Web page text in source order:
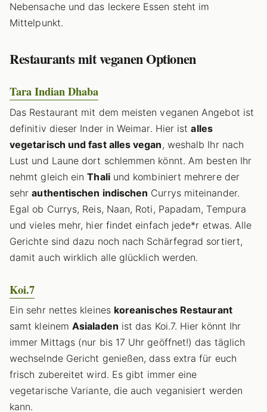
Nebensache und das leckere Essen steht im
Mittelpunkt.
Restaurants mit veganen Optionen
Tara Indian Dhaba
Das Restaurant mit dem meisten veganen Angebot ist
definitiv dieser Inder in Weimar. Hier istalles
vegetarisch und fast alles vegan , weshalb Ihr nach
Lust und Laune dort schlemmen könnt. Am besten Ihr
nehmt gleich einThaliund kombiniert mehrere der
sehrauthentischen indischen Currys miteinander.
Egal ob Currys, Reis, Naan, Roti, Papadam, Tempura
und vieles mehr, hier findet einfach jede*r etwas. Alle
Gerichte sind dazu noch nach Schärfegrad sortiert,
damit auch wirklich alle glücklich werden.
Koi.7
Ein sehr nettes kleines koreanisches Restaurant
samt kleinemAsialaden ist das Koi.7. Hier könnt Ihr
immer Mittags (nur bis 17 Uhr geöffnet!) das täglich
wechselnde Gericht genießen, dass extra für euch
frisch zubereitet wird. Es gibt immer eine
vegetarische Variante, die auch veganisiert werden
kann.